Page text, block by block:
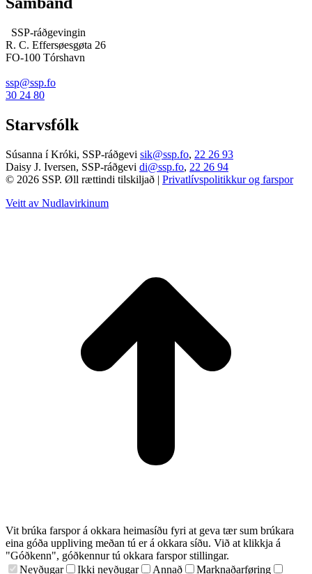
SSP-ráðgevingin
R. C. Effersøesgøta 26
FO-100 Tórshavn
ssp@ssp.fo
30 24 80
Starvsfólk
Súsanna í Króki, SSP-ráðgevi sik@ssp.fo, 22 26 93
Daisy J. Iversen, SSP-ráðgevi di@ssp.fo, 22 26 94
© 2026 SSP. Øll rættindi tilskiljað | Privatlívspolitikkur og farspor
Veitt av Nudlavirkinum
Vit brúka farspor á okkara heimasíðu fyri at geva tær sum brúkara
eina góða uppliving meðan tú er á okkara síðu. Við at klikkja á
"Góðkenn", góðkennur tú okkara farspor stillingar.
Neyðugar
Ikki neyðugar Annað
Marknaðarføring